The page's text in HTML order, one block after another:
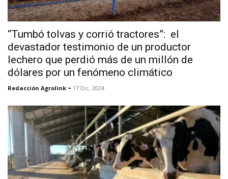
“Tumbó tolvas y corrió tractores”: el
devastador testimonio de un productor
lechero que perdió más de un millón de
dólares por un fenómeno climático
Redacción Agrolink - 17 Dic, 2024